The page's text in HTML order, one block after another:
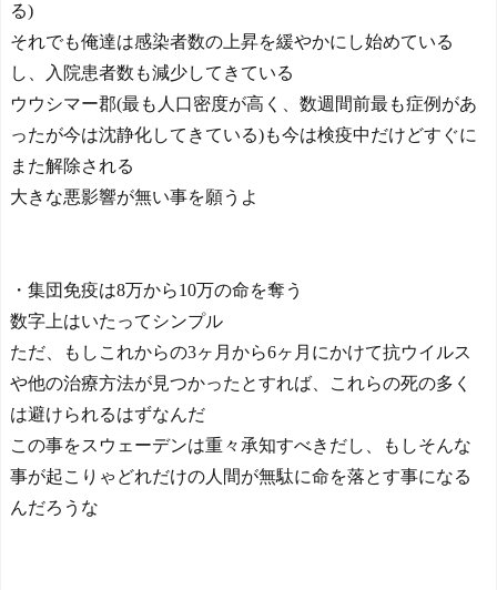
る)
それでも俺達は感染者数の上昇を緩やかにし始めている
し、入院患者数も減少してきている
ウウシマー郡(最も人口密度が高く、数週間前最も症例があ
ったが今は沈静化してきている)も今は検疫中だけどすぐに
また解除される
大きな悪影響が無い事を願うよ
・集団免疫は8万から10万の命を奪う
数字上はいたってシンプル
ただ、もしこれからの3ヶ月から6ヶ月にかけて抗ウイルス
や他の治療方法が見つかったとすれば、これらの死の多く
は避けられるはずなんだ
この事をスウェーデンは重々承知すべきだし、もしそんな
事が起こりゃどれだけの人間が無駄に命を落とす事になる
んだろうな